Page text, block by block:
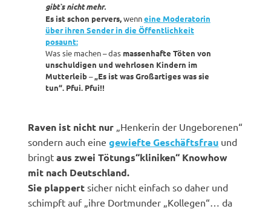
gibt`s nicht mehr.
Es ist schon pervers,wenneine Moderatorin
über ihren Sender in die Öffentlichkeit
posaunt:
Was sie machen – das massenhafte Töten von
unschuldigen und wehrlosen Kindern im
Mutterleib–„Es ist was Großartiges was sie
tun“. Pfui. Pfui!!
Raven ist nicht nur „Henkerin der Ungeborenen“
sondern auch einegewiefte Geschäftsfrau und
bringtaus zwei Tötungs“kliniken“ Knowhow
mit nach Deutschland.
Sie plappert sicher nicht einfach so daher und
schimpft auf „ihre Dortmunder „Kollegen“… da